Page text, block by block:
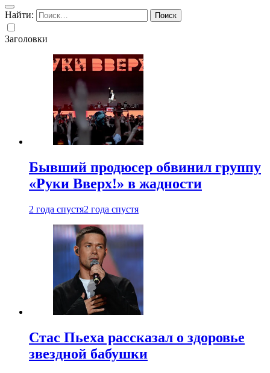
Найти:
Заголовки
Бывший продюсер обвинил группу
«Руки Вверх!» в жадности
2 года спустя2 года спустя
Стас Пьеха рассказал о здоровье
звездной бабушки